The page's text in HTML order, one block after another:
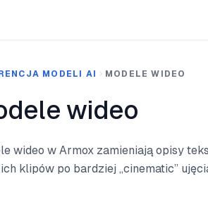
MODELI AI MODELE WIDEO
wideo
wideo w Armox zamieniają opisy
klipów po bardziej „cinematic”